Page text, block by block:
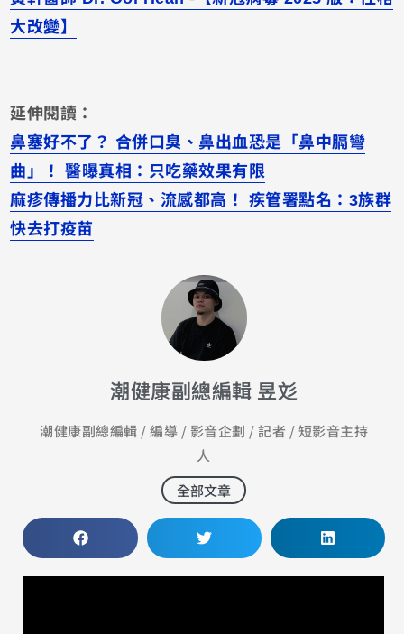
大改變】
延伸閱讀：
鼻塞好不了？ 合併口臭、鼻出血恐是「鼻中膈彎
曲」！ 醫曝真相：只吃藥效果有限
麻疹傳播力比新冠、流感都高！ 疾管署點名：3族群
快去打疫苗
潮健康副總編輯 昱彣
潮健康副總編輯 / 編導 / 影音企劃 / 記者 / 短影音主持
人
全部文章